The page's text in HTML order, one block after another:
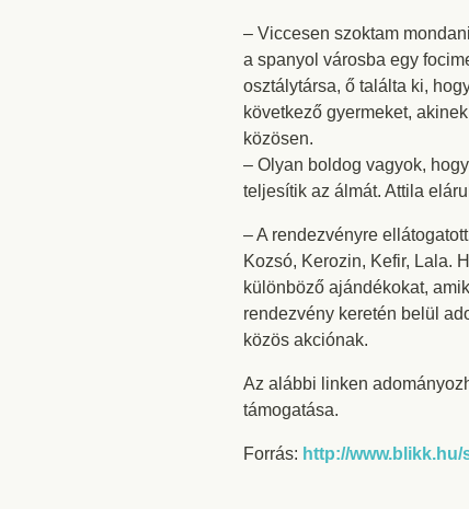
– Viccesen szoktam
a spanyol városba egy
osztálytársa, ő találta ki,
következő gyermeket,
közösen.
– Olyan boldog vagyok,
teljesítik az álmát. Attila
– A rendezvényre
Kozsó, Kerozin, Kefir, Lala.
különböző ajándékokat,
rendezvény keretén belül
közös akciónak.
Az alábbi linken
támogatása.
Forrás: http://